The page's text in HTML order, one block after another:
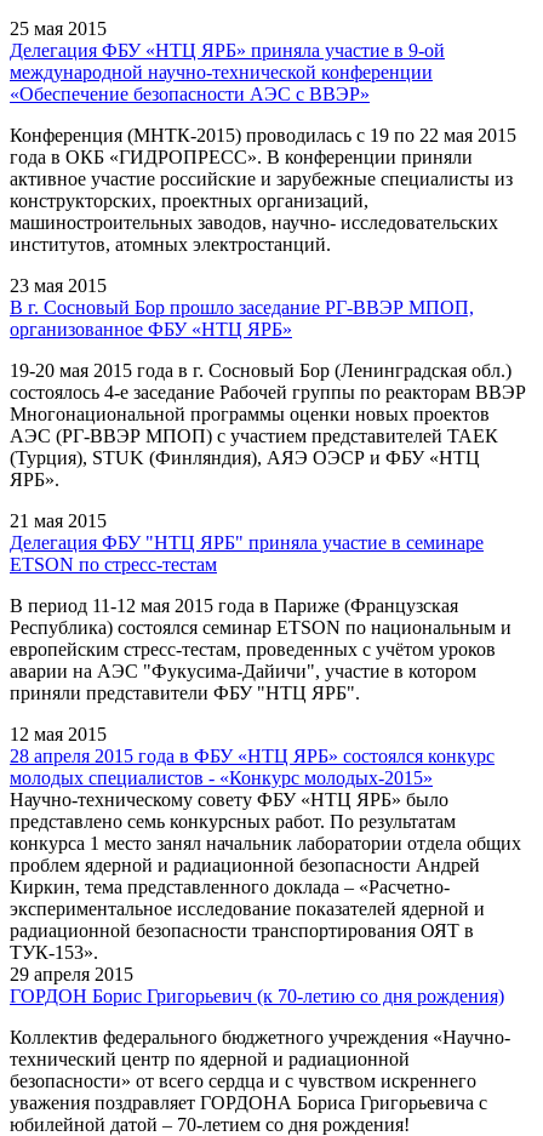
25 мая 2015
Делегация ФБУ «НТЦ ЯРБ» приняла участие в 9-ой
международной научно-технической конференции
«Обеспечение безопасности АЭС с ВВЭР»
Конференция (МНТК-2015) проводилась с 19 по 22 мая 2015
года в ОКБ «ГИДРОПРЕСС». В конференции приняли
активное участие российские и зарубежные специалисты из
конструкторских, проектных организаций,
машиностроительных заводов, научно- исследовательских
институтов, атомных электростанций.
23 мая 2015
В г. Сосновый Бор прошло заседание РГ-ВВЭР МПОП,
организованное ФБУ «НТЦ ЯРБ»
19-20 мая 2015 года в г. Сосновый Бор (Ленинградская обл.)
состоялось 4-е заседание Рабочей группы по реакторам ВВЭР
Многонациональной программы оценки новых проектов
АЭС (РГ-ВВЭР МПОП) с участием представителей ТАЕК
(Турция), STUK (Финляндия), АЯЭ ОЭСР и ФБУ «НТЦ
ЯРБ».
21 мая 2015
Делегация ФБУ "НТЦ ЯРБ" приняла участие в семинаре
ETSON по стресс-тестам
В период 11-12 мая 2015 года в Париже (Французская
Республика) состоялся семинар ETSON по национальным и
европейским стресс-тестам, проведенных с учётом уроков
аварии на АЭС "Фукусима-Дайичи", участие в котором
приняли представители ФБУ "НТЦ ЯРБ".
12 мая 2015
28 апреля 2015 года в ФБУ «НТЦ ЯРБ» состоялся конкурс
молодых специалистов - «Конкурс молодых-2015»
Научно-техническому совету ФБУ «НТЦ ЯРБ» было
представлено семь конкурсных работ. По результатам
конкурса 1 место занял начальник лаборатории отдела общих
проблем ядерной и радиационной безопасности Андрей
Киркин, тема представленного доклада – «Расчетно-
экспериментальное исследование показателей ядерной и
радиационной безопасности транспортирования ОЯТ в
ТУК-153».
29 апреля 2015
ГОРДОН Борис Григорьевич (к 70-летию со дня рождения)
Коллектив федерального бюджетного учреждения «Научно-
технический центр по ядерной и радиационной
безопасности» от всего сердца и с чувством искреннего
уважения поздравляет ГОРДОНА Бориса Григорьевича с
юбилейной датой – 70-летием со дня рождения!